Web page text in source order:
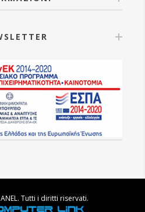
Tutti i diritti riservati.